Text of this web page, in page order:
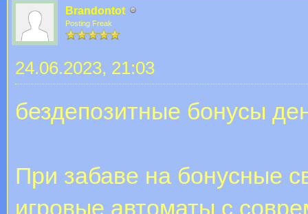
Brandontot
Posting Freak
24.06.2023, 21:03
бездепозитные бонусы
При забаве на бонусные
игровые автоматы с